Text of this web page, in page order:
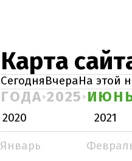
Карта
СегодняВчераНа этой
ГОДА 2025
2020 2021
Январь